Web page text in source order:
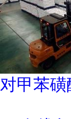
对甲苯